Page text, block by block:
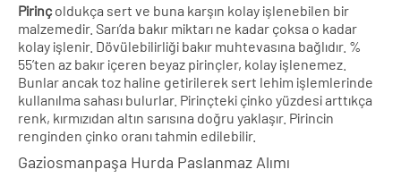
Pirinç oldukça sert ve buna karşın kolay işlenebilen bir
malzemedir. Sarı’da bakır miktarı ne kadar çoksa o kadar
kolay işlenir. Dövülebilirliği bakır muhtevasına bağlıdır. %
55’ten az bakır içeren beyaz pirinçler, kolay işlenemez.
Bunlar ancak toz haline getirilerek sert lehim işlemlerinde
kullanılma sahası bulurlar. Pirinçteki çinko yüzdesi arttıkça
renk, kırmızıdan altın sarısına doğru yaklaşır. Pirincin
renginden çinko oranı tahmin edilebilir.
Gaziosmanpaşa Hurda Paslanmaz Alımı